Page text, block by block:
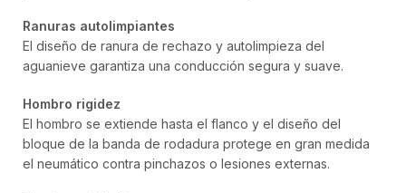
Ranuras autolimpiantes
El diseño de ranura de rechazo y autolimpieza del
aguanieve garantiza una conducción segura y suave.
Hombro rigidez
El hombro se extiende hasta el flanco y el diseño del
bloque de la banda de rodadura protege en gran medida
el neumático contra pinchazos o lesiones externas.